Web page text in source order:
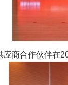
应商合作伙伴在